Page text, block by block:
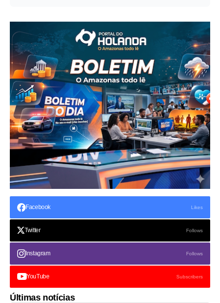
Facebook Likes
Twitter Follows
Instagram Follows
YouTube Subscribers
Últimas notícias